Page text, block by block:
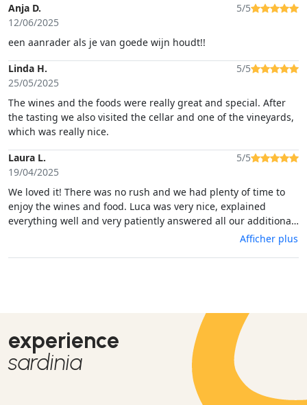
Anja D.
12/06/2025
5/5
een aanrader als je van goede wijn houdt!!
Linda H.
25/05/2025
5/5
The wines and the foods were really great and special. After
the tasting we also visited the cellar and one of the vineyards,
which was really nice.
Laura L.
19/04/2025
5/5
We loved it! There was no rush and we had plenty of time to
enjoy the wines and food. Luca was very nice, explained
everything well and very patiently answered all our additional
Afficher plus
experience
sardinia